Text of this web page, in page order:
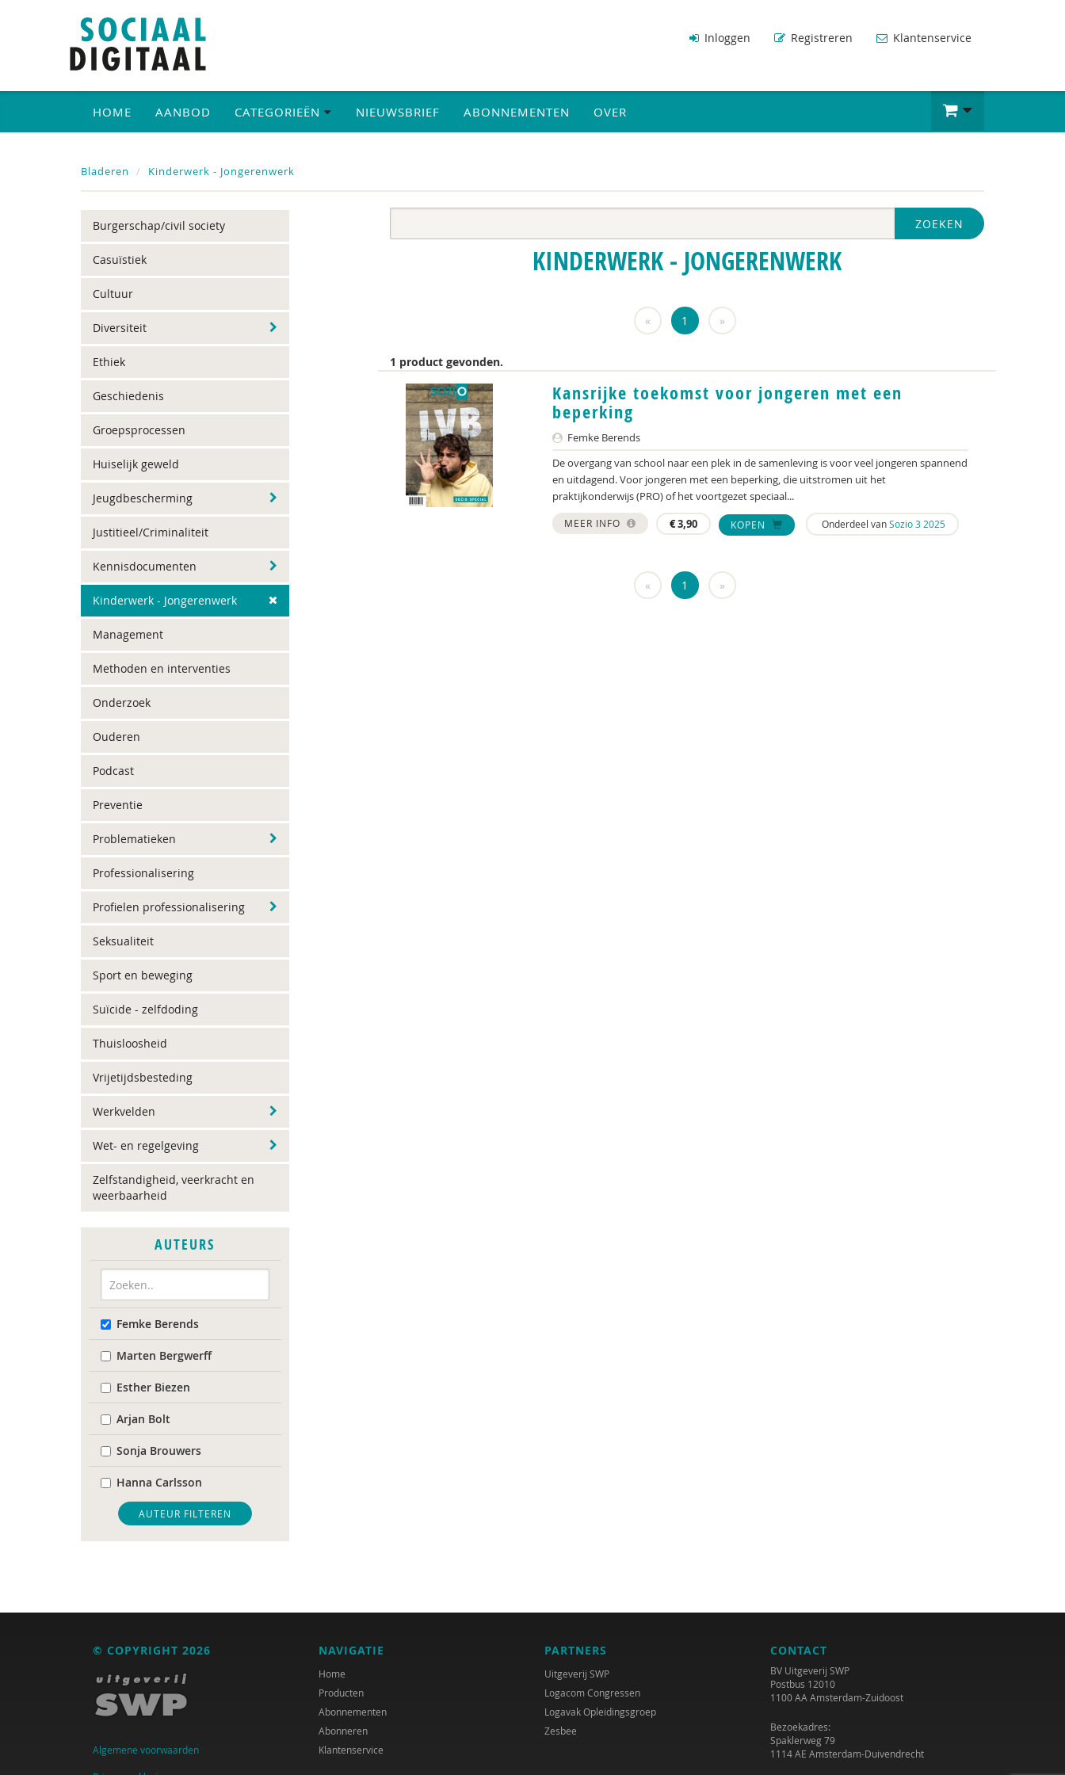
Inloggen Registreren Klantenservice
HOME AANBOD CATEGORIEËN NIEUWSBRIEF ABONNEMENTEN OVER
Bladeren Kinderwerk - Jongerenwerk
Burgerschap/civil society
Casuïstiek
Cultuur
Diversiteit
Ethiek
Geschiedenis
Groepsprocessen
Huiselijk geweld
Jeugdbescherming
Justitieel/Criminaliteit
Kennisdocumenten
Kinderwerk - Jongerenwerk
Management
Methoden en interventies
Onderzoek
Ouderen
Podcast
Preventie
Problematieken
Professionalisering
Profielen professionalisering
Seksualiteit
Sport en beweging
Suïcide - zelfdoding
Thuisloosheid
Vrijetijdsbesteding
Werkvelden
Wet- en regelgeving
Zelfstandigheid, veerkracht en
weerbaarheid
AUTEURS
Femke Berends
Marten Bergwerff
Esther Biezen
Arjan Bolt
Sonja Brouwers
Hanna Carlsson
José Dankers
Vincent Decates
Henk Ferwerda
Dorien Graas
J. Carolien Gravesteijn
AUTEUR FILTEREN
ZOEKEN
KINDERWERK - JONGERENWERK
« 1 »
1 product gevonden.
Kansrijke toekomst voor jongeren met een
beperking
Femke Berends
De overgang van school naar een plek in de samenleving is voor veel jongeren spannend
en uitdagend. Voor jongeren met een beperking, die uitstromen uit het
praktijkonderwijs (PRO) of het voortgezet speciaal...
MEER INFO €3,90 KOPEN Onderdeel vanSozio 3 2025
« 1 »
© COPYRIGHT 2026
Algemene voorwaarden
NAVIGATIE
Home
Producten
Abonnementen
Abonneren
Klantenservice
PARTNERS
Uitgeverij SWP
Logacom Congressen
Logavak Opleidingsgroep
Zesbee
CONTACT
BV Uitgeverij SWP
Postbus 12010
1100 AA Amsterdam-Zuidoost
Bezoekadres:
Spaklerweg 79
1114 AE Amsterdam-Duivendrecht